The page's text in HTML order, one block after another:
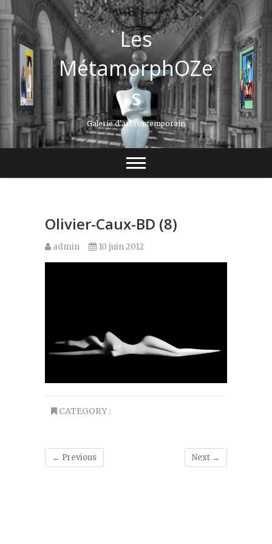
Les
MétamorphOZe
s
Galerie d'art contemporain
Olivier-Caux-BD (8)
admin 10 juin 2012
CATEGORY :
← Previous Next →